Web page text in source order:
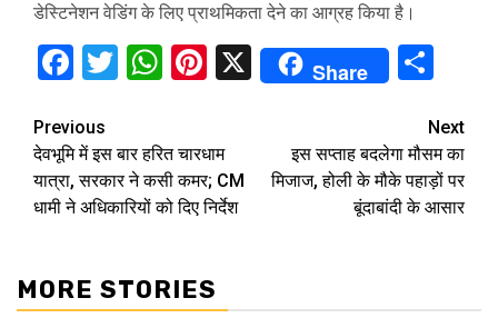
डेस्टिनेशन वेडिंग के लिए प्राथमिकता देने का आग्रह किया है।
Facebook
Twitter
WhatsApp
Pinterest
X Share
Continue
Reading
Previous
देवभूमि में इस बार हरित चारधाम
यात्रा, सरकार ने कसी कमर; CM
धामी ने अधिकारियों को दिए निर्देश
Next
इस सप्ताह बदलेगा मौसम का
मिजाज, होली के मौके पहाड़ों पर
बूंदाबांदी के आसार
MORE STORIES